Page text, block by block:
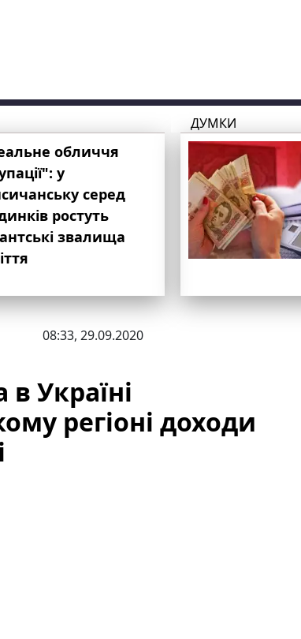
обличчя
у
серед
ростуть
звалища
ДУМКИ
08:33, 29.09.2020
Україні
регіоні доходи